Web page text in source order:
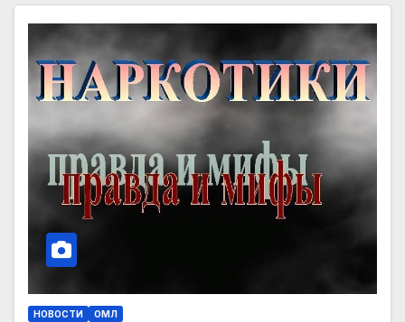
НОВОСТИ ОМЛ